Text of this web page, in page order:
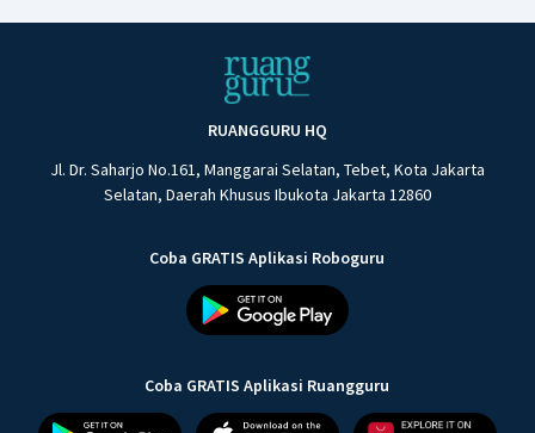
RUANGGURU HQ
Jl. Dr. Saharjo No.161, Manggarai Selatan, Tebet, Kota Jakarta
Selatan, Daerah Khusus Ibukota Jakarta 12860
Coba GRATIS Aplikasi Roboguru
Coba GRATIS Aplikasi Ruangguru